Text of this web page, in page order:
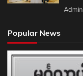
Admin
Popular News